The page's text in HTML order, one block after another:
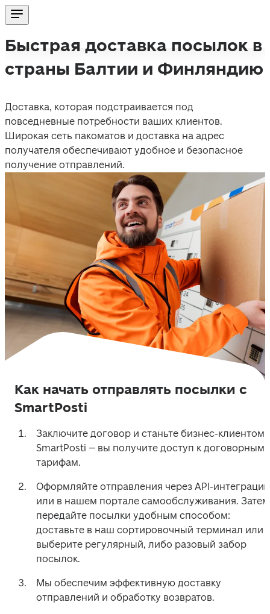
Быстрая доставка посылок в
страны Балтии и Финляндию
Доставка, которая подстраивается под
повседневные потребности ваших клиентов.
Широкая сеть пакоматов и доставка на адрес
получателя обеспечивают удобное и безопасное
получение отправлений.
Как начать отправлять посылки с
SmartPosti
Заключите договор и станьте бизнес-клиентом
SmartPosti – вы получите доступ к договорным
тарифам.
Оформляйте отправления через API-
или в нашем портале самообслуживания. Затем
передайте посылки удобным способом:
доставьте в наш сортировочный терминал или
выберите регулярный, либо разовый забор
посылок.
Мы обеспечим эффективную доставку
отправлений и обработку возвратов.